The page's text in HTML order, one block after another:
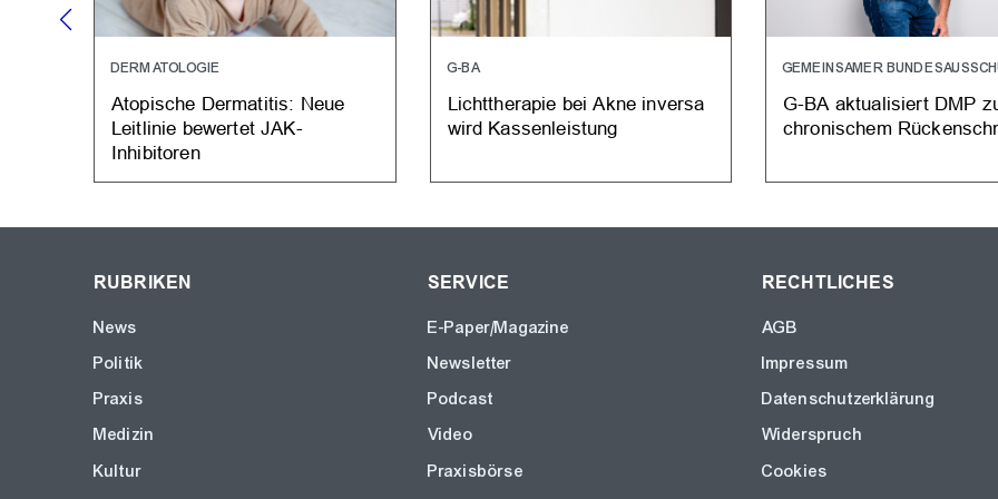
DERMATOLOGIE
Atopische Dermatitis: Neue
Leitlinie bewertet JAK-
Inhibitoren
G-BA
Lichttherapie bei Akne inversa
wird Kassenleistung
GEMEINSAMER
G-BA aktualisiert DMP
chronischem
RUBRIKEN
News
Politik
Praxis
Medizin
Kultur
SERVICE
E-Paper/Magazine
Newsletter
Podcast
Video
Praxisbörse
RECHTLICHES
AGB
Impressum
Datenschutzerklärung
Widerspruch
Cookies